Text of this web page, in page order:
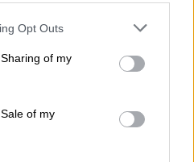
app uses one or more Google
behaviour. You may click to
and its third-party tags to
purposes in below Google
Opt Outs
of my
of my
Κολομβίας (FARC).
ο Όσκαρ Γιαμίτ
σε ιστότοπους
φύγει έπειτα από την